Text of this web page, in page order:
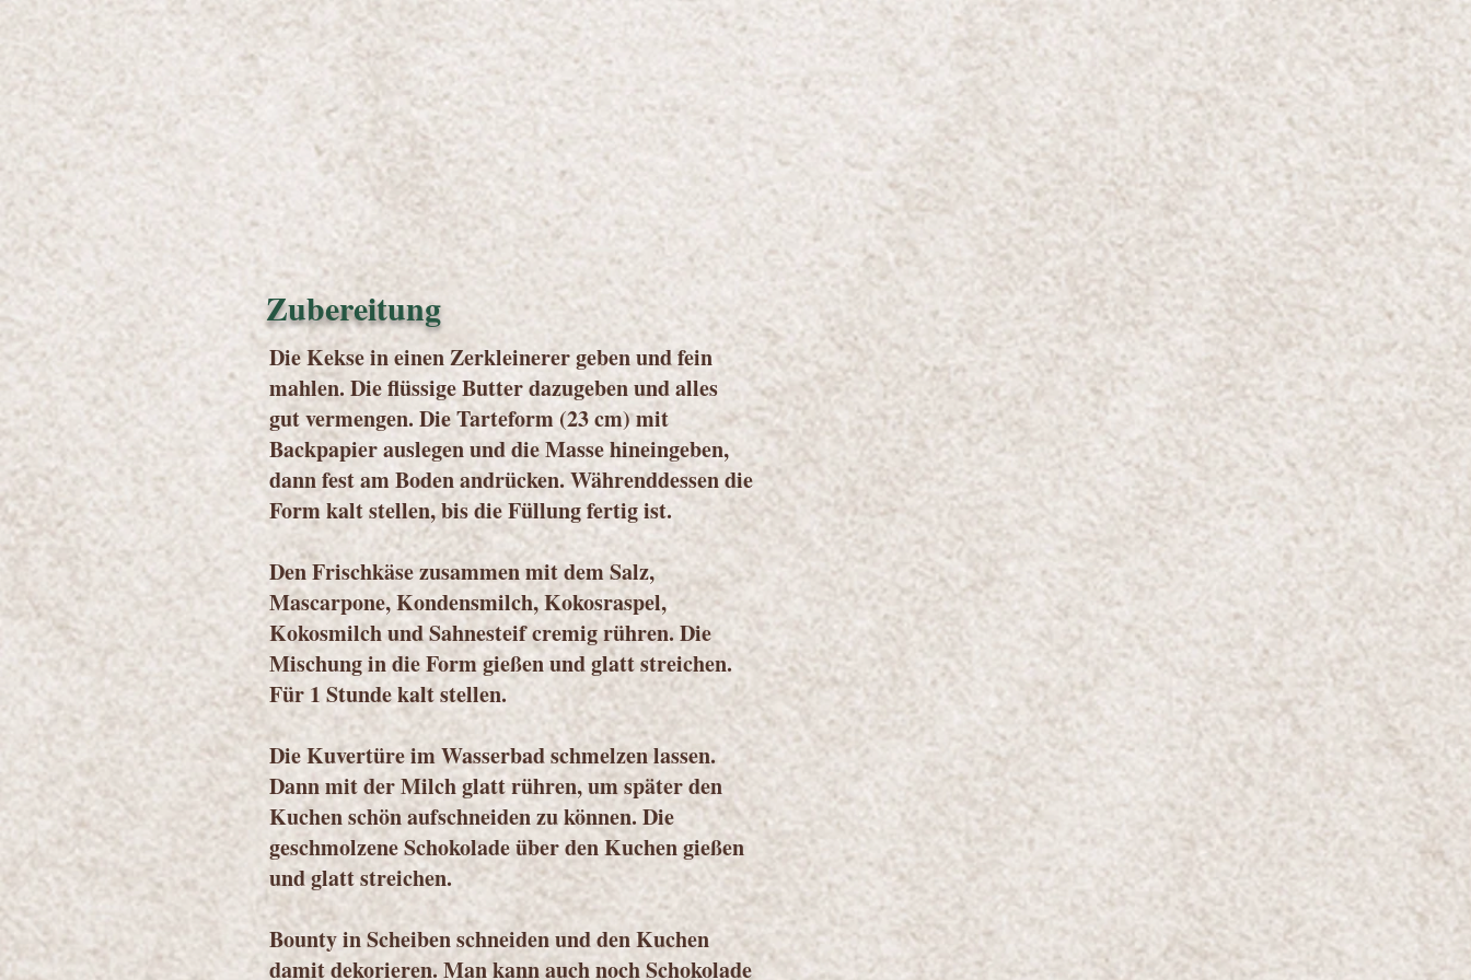
Zubereitung
Die Kekse in einen Zerkleinerer geben und fein
mahlen. Die flüssige Butter dazugeben und alles
gut vermengen. Die Tarteform (23 cm) mit
Backpapier auslegen und die Masse hineingeben,
dann fest am Boden andrücken. Währenddessen die
Form kalt stellen, bis die Füllung fertig ist.
Den Frischkäse zusammen mit dem Salz,
Mascarpone, Kondensmilch, Kokosraspel,
Kokosmilch und Sahnesteif cremig rühren. Die
Mischung in die Form gießen und glatt streichen.
Für 1 Stunde kalt stellen.
Die Kuvertüre im Wasserbad schmelzen lassen.
Dann mit der Milch glatt rühren, um später den
Kuchen schön aufschneiden zu können. Die
geschmolzene Schokolade über den Kuchen gießen
und glatt streichen.
Bounty in Scheiben schneiden und den Kuchen
damit dekorieren. Man kann auch noch Schokolade